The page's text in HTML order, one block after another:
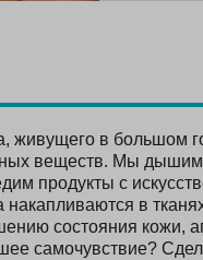
живущего в большом
веществ. Мы дышим
продукты с
в
состояния кожи,
самочувствие?